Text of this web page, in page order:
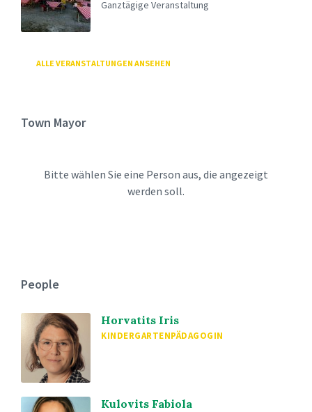
Ganztägige Veranstaltung
ALLE VERANSTALTUNGEN ANSEHEN
Town Mayor
Bitte wählen Sie eine Person aus, die angezeigt
werden soll.
People
Horvatits Iris
KINDERGARTENPÄDAGOGIN
Kulovits Fabiola